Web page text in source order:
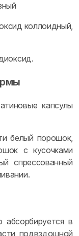
коллоидный,
капсулы
белый порошок,
с кусочками
спрессованный
в
подвздошной